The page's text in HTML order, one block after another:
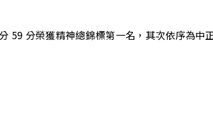
59 分榮獲精神總錦標第一名，其次依序為